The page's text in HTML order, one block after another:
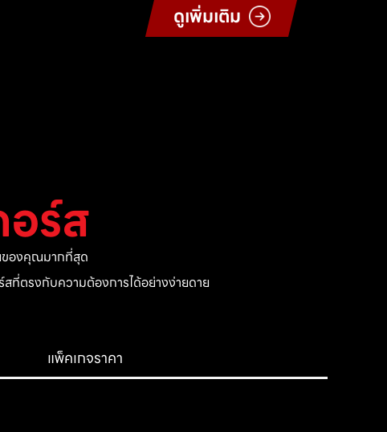
ดูเพิ่มเติม
อร์ส
ยของคุณมากที่สุด
สที่ตรงกับความต้องการได้อย่างง่ายดาย
แพ็คเกจราคา